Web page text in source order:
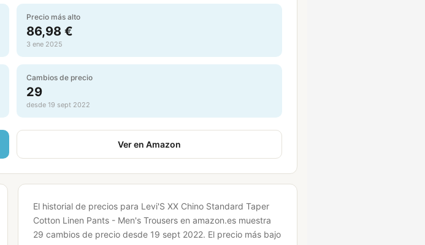
Precio más alto
86,98 €
3 ene 2025
Cambios de precio
29
desde 19 sept 2022
Ver en Amazon
El historial de precios para Levi'S XX Chino Standard Taper
Cotton Linen Pants - Men's Trousers en amazon.es muestra
29 cambios de precio desde 19 sept 2022. El precio más bajo